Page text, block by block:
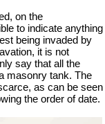
on the
to indicate anything
being invaded by
it is not
say that all the
masonry tank. The
as can be seen
the order of date.